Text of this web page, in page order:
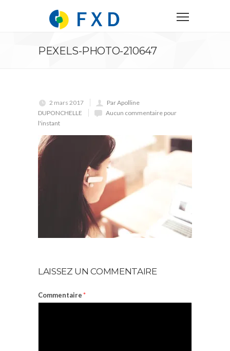
PEXELS-PHOTO-210647
2 mars 2017
Par Apolline
DUPONCHELLE
Aucun commentaire pour
l'instant
LAISSEZ UN COMMENTAIRE
Commentaire*